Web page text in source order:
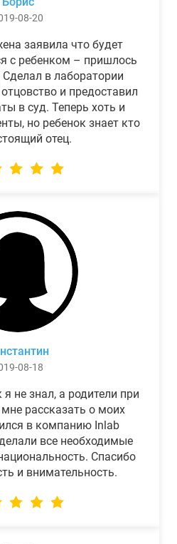
08-20
заявила что будет
с ребенком – пришлось
Сделал в лаборатории
и предоставил
в суд. Теперь хоть и
но ребенок знает кто
отец.
08-18
не знал, а родители при
рассказать о моих
в компанию Inlab
все необходимые
Спасибо
и внимательность.